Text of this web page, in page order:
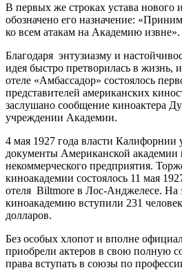
В первых же строках устава нового
обозначено его назначение:
ко всем атакам на Академию извне».
Благодаря энтузиазму и
идея быстро претворилась в жизнь,
отеле «Амбассадор» состоялось
представителей американских
заслушано сообщение киноактера
учреждении Академии.
4 мая 1927 года власти Калифорнии
документы Американской академии
некоммерческого предприятия.
киноакадемии состоялось 11 мая
отеля Biltmore в Лос-Анджелесе. На
киноакадемию вступили 231
долларов.
Без особых хлопот и вполне
приобрели актеров в свою полную
права вступать в союзы по